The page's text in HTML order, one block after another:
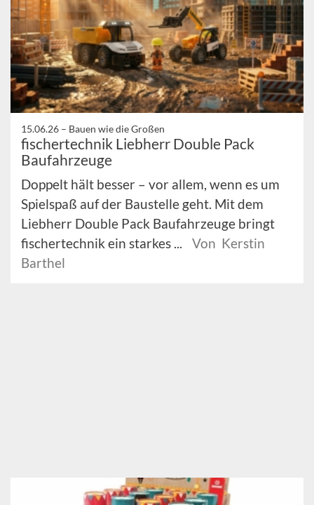
15.06.26 – Bauen wie die Großen
fischertechnik Liebherr Double Pack
Baufahrzeuge
Doppelt hält besser – vor allem, wenn es um
Spielspaß auf der Baustelle geht. Mit dem
Liebherr Double Pack Baufahrzeuge bringt
fischertechnik ein starkes ...
Von Kerstin
Barthel